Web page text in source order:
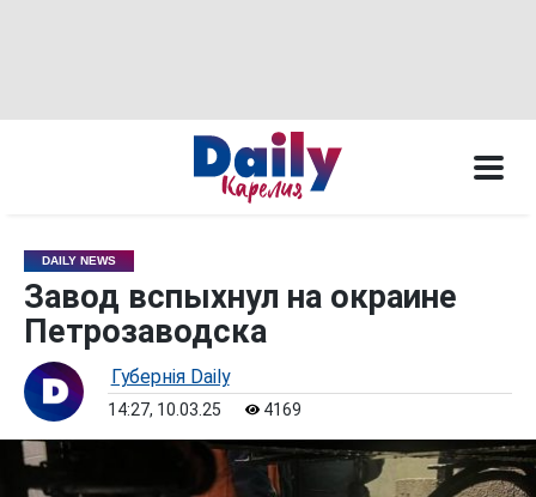
DAILY NEWS
Завод вспыхнул на окраине
Петрозаводска
Губернiя Daily
14:27, 10.03.25 4169